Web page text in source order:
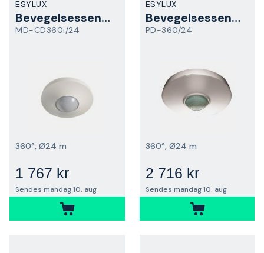
ESYLUX
Bevegelsessensor
MD-CD360i/24
360°, Ø24 m
1 767 kr
Sendes mandag 10. aug
ESYLUX
Bevegelsessensor
PD-360/24
360°, Ø24 m
2 716 kr
Sendes mandag 10. aug